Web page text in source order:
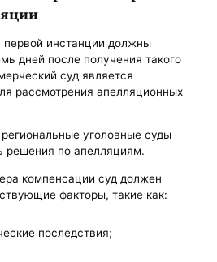
инстанции должны
дней после получения такого
суд является
рассмотрения апелляционных
уголовные суды
решения по апелляциям.
компенсации суд должен
факторы, такие как:
последствия;